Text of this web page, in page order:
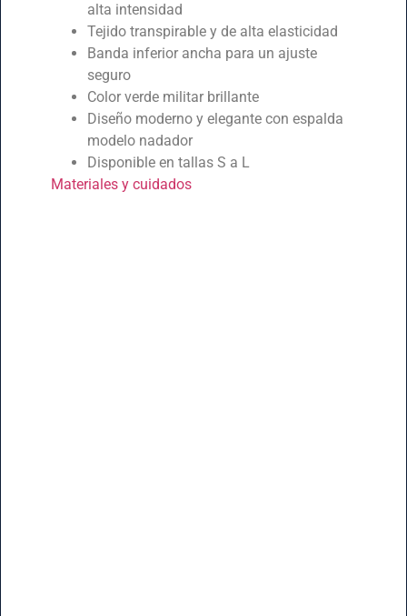
alta intensidad
Tejido transpirable y de alta elasticidad
Banda inferior ancha para un ajuste
seguro
Color verde militar brillante
Diseño moderno y elegante con espalda
modelo nadador
Disponible en tallas S a L
Materiales y cuidados